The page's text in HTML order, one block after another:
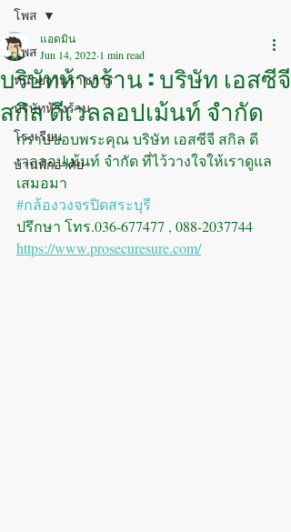
โพส
หน่วยงานราชการ
บริษัทห้างร้าน
โรงเรียน
บ้านพักอาศัย
โพส
บริษัทห้างร้าน : บริษัท เอสซีจี
สกิล ดีเวลลอปเม้นท์ จำกัด
แอดมิน
Jun 14, 2022 1 min read
กราบขอบพระคุณ บริษัท เอสซีจี สกิล ดี
เวลลอปเม้นท์ จำกัด ที่ไว้วางใจให้เราดูแล
เสมอมา
#กล้องวงจรปิดสระบุรี
ปรึกษา โทร.036-677477 , 088-2037744
https://www.prosecuresure.com/